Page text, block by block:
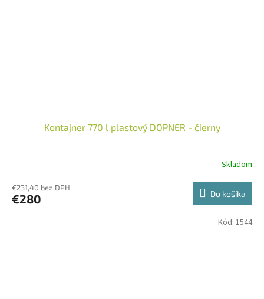
Kontajner 770 l plastový DOPNER - čierny
Skladom
€231,40 bez DPH
€280 Do košíka
Kód: 1544